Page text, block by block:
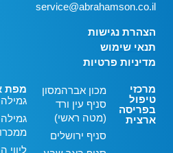
service@abrahamson.co.il
הצהרת נגישות
תנאי שימוש
מדיניות פרטיות
מרכזי
טיפול
בפריסה
ארצית
מכון אברהמסון
סניף עין ורד
(מטה ראשי)
סניף ירושלים
מפת
ליווי